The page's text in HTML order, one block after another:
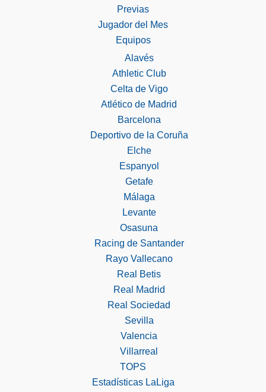
Previas
Jugador del Mes
Equipos
Alavés
Athletic Club
Celta de Vigo
Atlético de Madrid
Barcelona
Deportivo de la Coruña
Elche
Espanyol
Getafe
Málaga
Levante
Osasuna
Racing de Santander
Rayo Vallecano
Real Betis
Real Madrid
Real Sociedad
Sevilla
Valencia
Villarreal
TOPS
Estadísticas LaLiga